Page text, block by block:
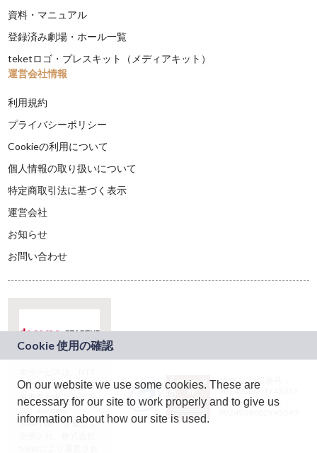
資料・マニュアル
登録済み劇場・ホール一覧
teketロゴ・プレスキット（メディアキット）
運営会社情報
利用規約
プライバシーポリシー
Cookieの利用について
個人情報の取り扱いについて
特定商取引法に基づく表示
運営会社
お知らせ
お問い合わせ
ドコモグループの新
規事業創出プログラ
ム「docomo
STARTUP」を通じて
JASRAC許諾番号：
9024936001Y45037
JASRAC許諾番号：
On our website we use some cookies. These are
necessary for our site to work properly and to give us
information about how our site is used.